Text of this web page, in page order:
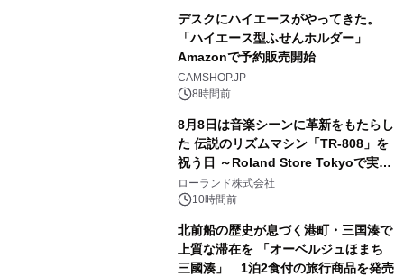
デスクにハイエースがやってきた。
「ハイエース型ふせんホルダー」
Amazonで予約販売開始
CAMSHOP.JP
8時間前
8月8日は音楽シーンに革新をもたらし
た 伝説のリズムマシン「TR-808」を
祝う日 ～Roland Store Tokyoで実機
を展示しての 記念キャンペーンを開
催 英国ラジオ「NTS」の 特別プログ
ラムや、「TR-808」を愛する伝説的
アーティストを フィーチャーしたアニ
メーションを公開～
ローランド株式会社
10時間前
北前船の歴史が息づく港町・三国湊で
上質な滞在を 「オーベルジュほまち
三國湊」 1泊2食付の旅行商品を発売